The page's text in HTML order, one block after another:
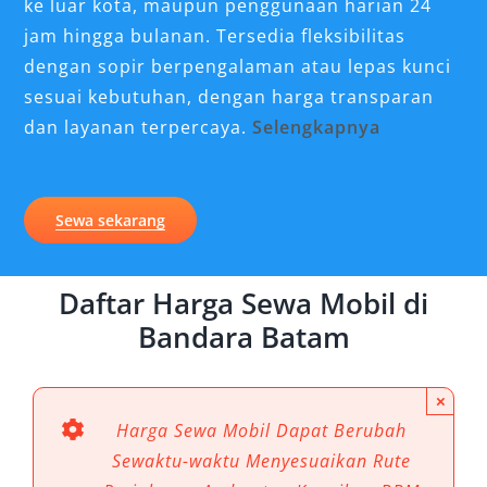
ke luar kota, maupun penggunaan harian 24
jam hingga bulanan. Tersedia fleksibilitas
dengan sopir berpengalaman atau lepas kunci
sesuai kebutuhan, dengan harga transparan
dan layanan terpercaya.Selengkapnya
Sewakan di Bandara Batam
Bagi Anda yang mencari rental mobil mewah di
Bandara Batam, Toyota Alphard menjadi
pilihan unggulan. Interior luas, kursi captain
seat yang elegan, serta fitur hiburan premium
menjadikannya ideal untuk perjalanan bisnis
maupun antar jemput eksekutif. Harga sewa
Sewa sekarang
Daftar Harga Sewa Mobil di
Bandara Batam
Harga Sewa Mobil Dapat Berubah
Sewaktu-waktu Menyesuaikan Rute
×